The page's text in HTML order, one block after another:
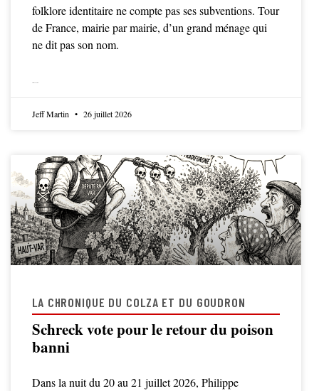
folklore identitaire ne compte pas ses subventions. Tour
de France, mairie par mairie, d’un grand ménage qui
ne dit pas son nom.
Jeff Martin 26 juillet 2026
LA CHRONIQUE DU COLZA ET DU GOUDRON
Schreck vote pour le retour du poison
banni
Dans la nuit du 20 au 21 juillet 2026, Philippe